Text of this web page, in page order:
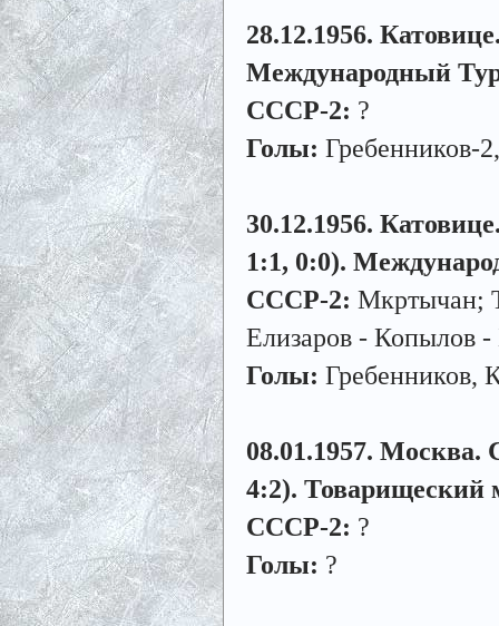
28.12.1956.
Международный
СССР-2: ?
Голы: Гребенников-
30.12.1956.
1:1, 0:0).
СССР-2: Мкртычан;
Елизаров - Копылов -
Голы: Гребенников,
08.01.1957.
4:2). Товарищеский
СССР-2: ?
Голы: ?